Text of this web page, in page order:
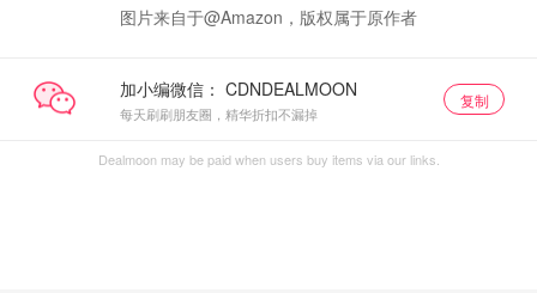
图片来自于@Amazon，版权属于原作者
加小编微信：
每天刷刷朋友圈，精华折扣不漏掉
复制
Dealmoon may be paid when users buy items via our links.